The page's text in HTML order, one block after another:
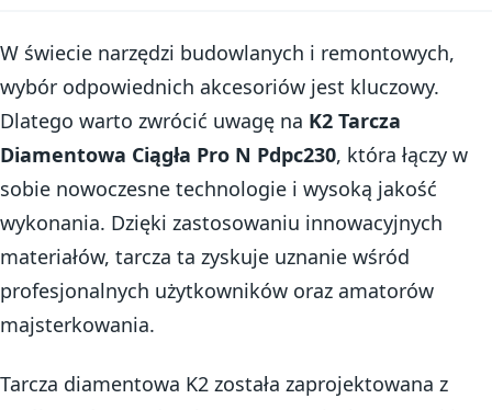
W świecie narzędzi budowlanych i remontowych,
wybór odpowiednich akcesoriów jest kluczowy.
Dlatego warto zwrócić uwagę na K2 Tarcza
Diamentowa Ciągła Pro N Pdpc230, która łączy w
sobie nowoczesne technologie i wysoką jakość
wykonania. Dzięki zastosowaniu innowacyjnych
materiałów, tarcza ta zyskuje uznanie wśród
profesjonalnych użytkowników oraz amatorów
majsterkowania.
Tarcza diamentowa K2 została zaprojektowana z